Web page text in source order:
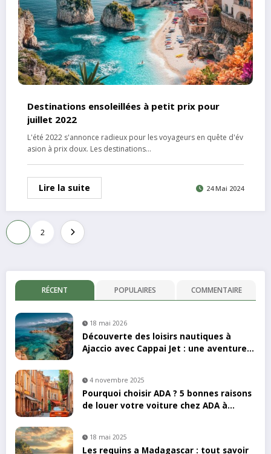
Destinations ensoleillées à petit prix pour
juillet 2022
L'été 2022 s'annonce radieux pour les voyageurs en quête d'év
asion à prix doux. Les destinations…
Lire la suite 24 Mai 2024
Pagination
des
publications
2
RÉCENT POPULAIRES COMMENTAIRE
18 mai 2026
Découverte des loisirs nautiques à
Ajaccio avec Cappai Jet : une aventure
4 novembre 2025
Pourquoi choisir ADA ? 5 bonnes raisons
de louer votre voiture chez ADA à
18 mai 2025
Les requins a Madagascar : tout savoir